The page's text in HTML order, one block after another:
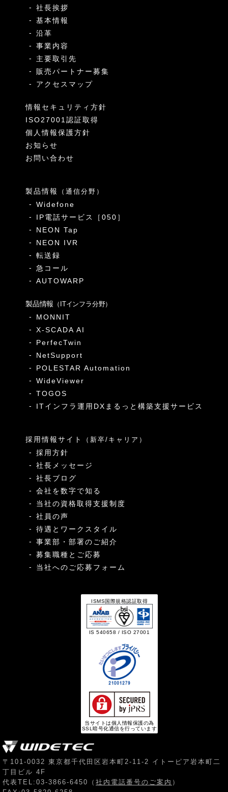
社長挨拶
基本情報
沿革
事業内容
主要取引先
販売パートナー募集
アクセスマップ
情報セキュリティ方針
ISO27001認証取得
個人情報保護方針
お知らせ
お問い合わせ
製品情報 （通信分野）
Widefone
IP電話サービス［050］
NEON Tap
NEON IVR
転送録
急コール
AUTOWARP
製品情報 （ITインフラ分野）
MONNIT
X-SCADA AI
PerfecTwin
NetSupport
POLESTAR Automation
WideViewer
TOGOS
ITインフラ運用DXまるっと構築支援サービス
採用情報サイト （新卒/キャリア）
採用方針
社長メッセージ
社長ブログ
会社を数字で知る
当社の資格取得支援制度
社員の声
待遇とワークスタイル
事業部・部署のご紹介
募集職種とご応募
当社へのご応募フォーム
ISMS国際規格認証取得
IS 540658 / ISO 27001
当サイトは個人情報保護の為
SSL暗号化通信を行っています
〒101-0032 東京都千代田区岩本町2-11-2 イトーピア岩本町二
丁目ビル 4F
代表TEL:03-3866-6450（ 社内電話番号のご案内 ）